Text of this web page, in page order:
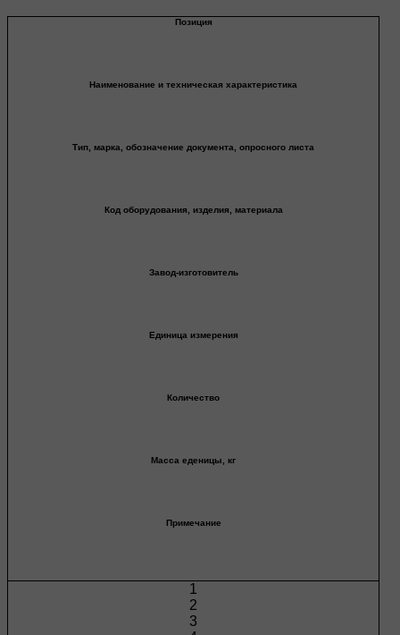
Позиция
Наименование и техническая характеристика
Тип, марка, обозначение документа, опросного листа
Код оборудования, изделия, материала
Завод-изготовитель
Единица измерения
Количество
Масса еденицы, кг
Примечание
1
2
3